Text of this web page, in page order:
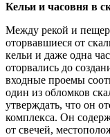
Кельи и часовня в
Между рекой и
оторвавшиеся от
кельи и даже одна
оторвались до
входные проемы
один из обломков
утверждать, что он
комплекса. Он
от свечей,